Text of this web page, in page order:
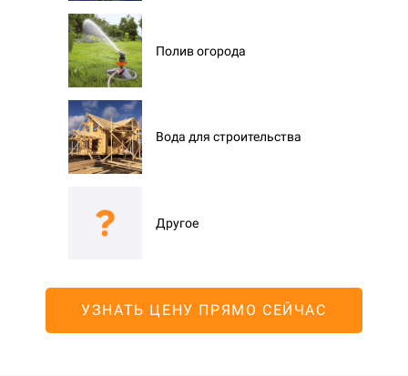
Полив огорода
Вода для строительства
Другое
УЗНАТЬ ЦЕНУ ПРЯМО СЕЙЧАС